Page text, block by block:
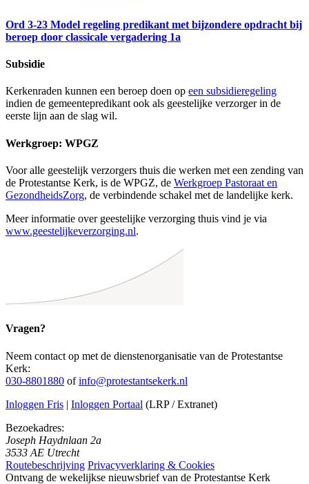
Ord 3-23 Model regeling predikant met bijzondere opdracht bij
beroep door classicale vergadering 1a
Subsidie
Kerkenraden kunnen een beroep doen op een subsidieregeling
indien de gemeentepredikant ook als geestelijke verzorger in de
eerste lijn aan de slag wil.
Werkgroep: WPGZ
Voor alle geestelijk verzorgers thuis die werken met een zending van
de Protestantse Kerk, is de WPGZ, de Werkgroep Pastoraat en
GezondheidsZorg, de verbindende schakel met de landelijke kerk.
Meer informatie over geestelijke verzorging thuis vind je via
www.geestelijkeverzorging.nl.
Vragen?
Neem contact op met de dienstenorganisatie van de Protestantse
Kerk:
030-8801880 ofinfo@protestantsekerk.nl
Inloggen Fris | Inloggen Portaal (LRP / Extranet)
Bezoekadres:
Joseph Haydnlaan 2a
3533 AE Utrecht
Routebeschrijving Privacyverklaring & Cookies
Ontvang de wekelijkse nieuwsbrief van de Protestantse Kerk